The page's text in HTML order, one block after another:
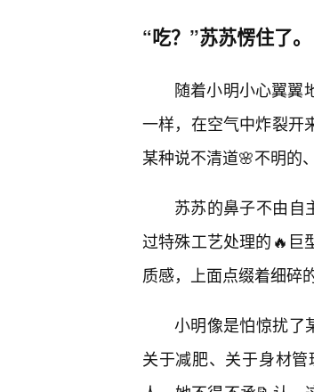
“吃？”苏苏愣住了。
随着小明小心翼翼
一样，在空气中炸裂开
某种说不清道🌸不明的
苏苏的鼻子不由自
过特殊工艺处理的🔥巨
质感，上面点缀着细碎
小明像是怕惊扰了
关于减肥、关于身材